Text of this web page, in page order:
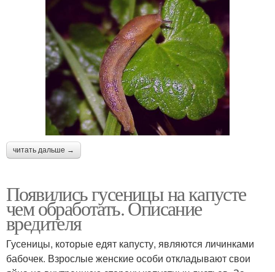
читать дальше →
Появились гусеницы на капусте
чем обработать. Описание
вредителя
Гусеницы, которые едят капусту, являются личинками
бабочек. Взрослые женские особи откладывают свои